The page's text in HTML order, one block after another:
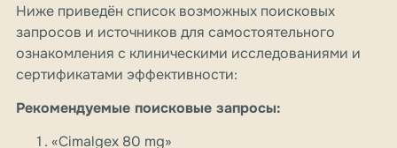
Ниже приведён список возможных поисковых
запросов и источников для самостоятельного
ознакомления с клиническими исследованиями и
сертификатами эффективности:
Рекомендуемые поисковые запросы:
«Cimalgex 80 mg»